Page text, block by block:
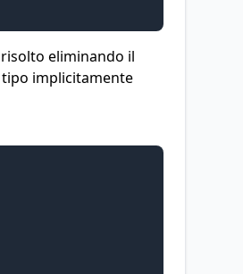
eliminando il
implicitamente